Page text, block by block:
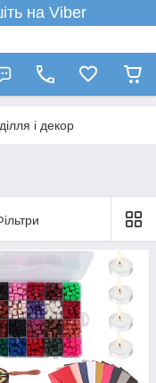
на Viber
і декор